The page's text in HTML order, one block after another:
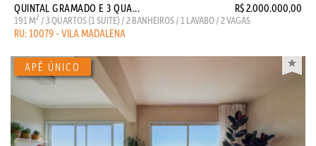
QUINTAL GRAMADO E 3 QUA... R$ 2.000.000,00
191 M2 / 3 QUARTOS (1 SUITE) / 2 BANHEIROS / 1 LAVABO / 2 VAGAS
RU: 10079 - VILA MADALENA